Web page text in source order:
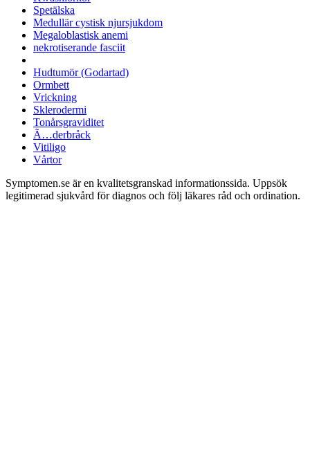
Spetälska
Medullär cystisk njursjukdom
Megaloblastisk anemi
nekrotiserande fasciit
Hudtumör (Godartad)
Ormbett
Vrickning
Sklerodermi
Tonårsgraviditet
Ã…derbråck
Vitiligo
Vårtor
Symptomen.se är en kvalitetsgranskad informationssida. Uppsök
legitimerad sjukvård för diagnos och följ läkares råd och ordination.